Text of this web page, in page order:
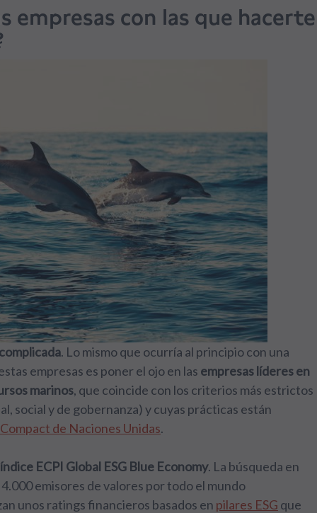
empresas con las que hacerte
. Lo mismo que ocurría al principio con una
empresas es poner el ojo en las empresas líderes en
marinos, que coincide con los criterios más estrictos
social y de gobernanza) y cuyas prácticas están
de Naciones Unidas.
índice ECPI Global ESG Blue Economy. La búsqueda en
emisores de valores por todo el mundo
unos ratings financieros basados en pilares ESG que